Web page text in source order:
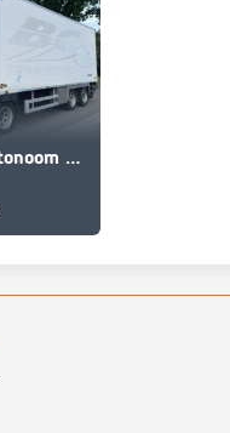
Chereau Autonoom Vector 1550